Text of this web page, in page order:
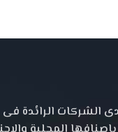
الشركات الرائدة فى